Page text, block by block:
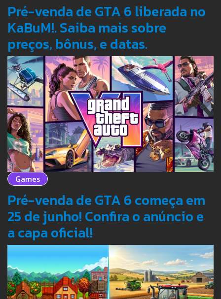
Pré-venda de GTA 6 liberada no
KaBuM!. Saiba mais sobre
preços, bônus, e datas.
Games
Pré-venda de GTA 6 começa em
25 de junho! Confira o anúncio e
a capa oficial!